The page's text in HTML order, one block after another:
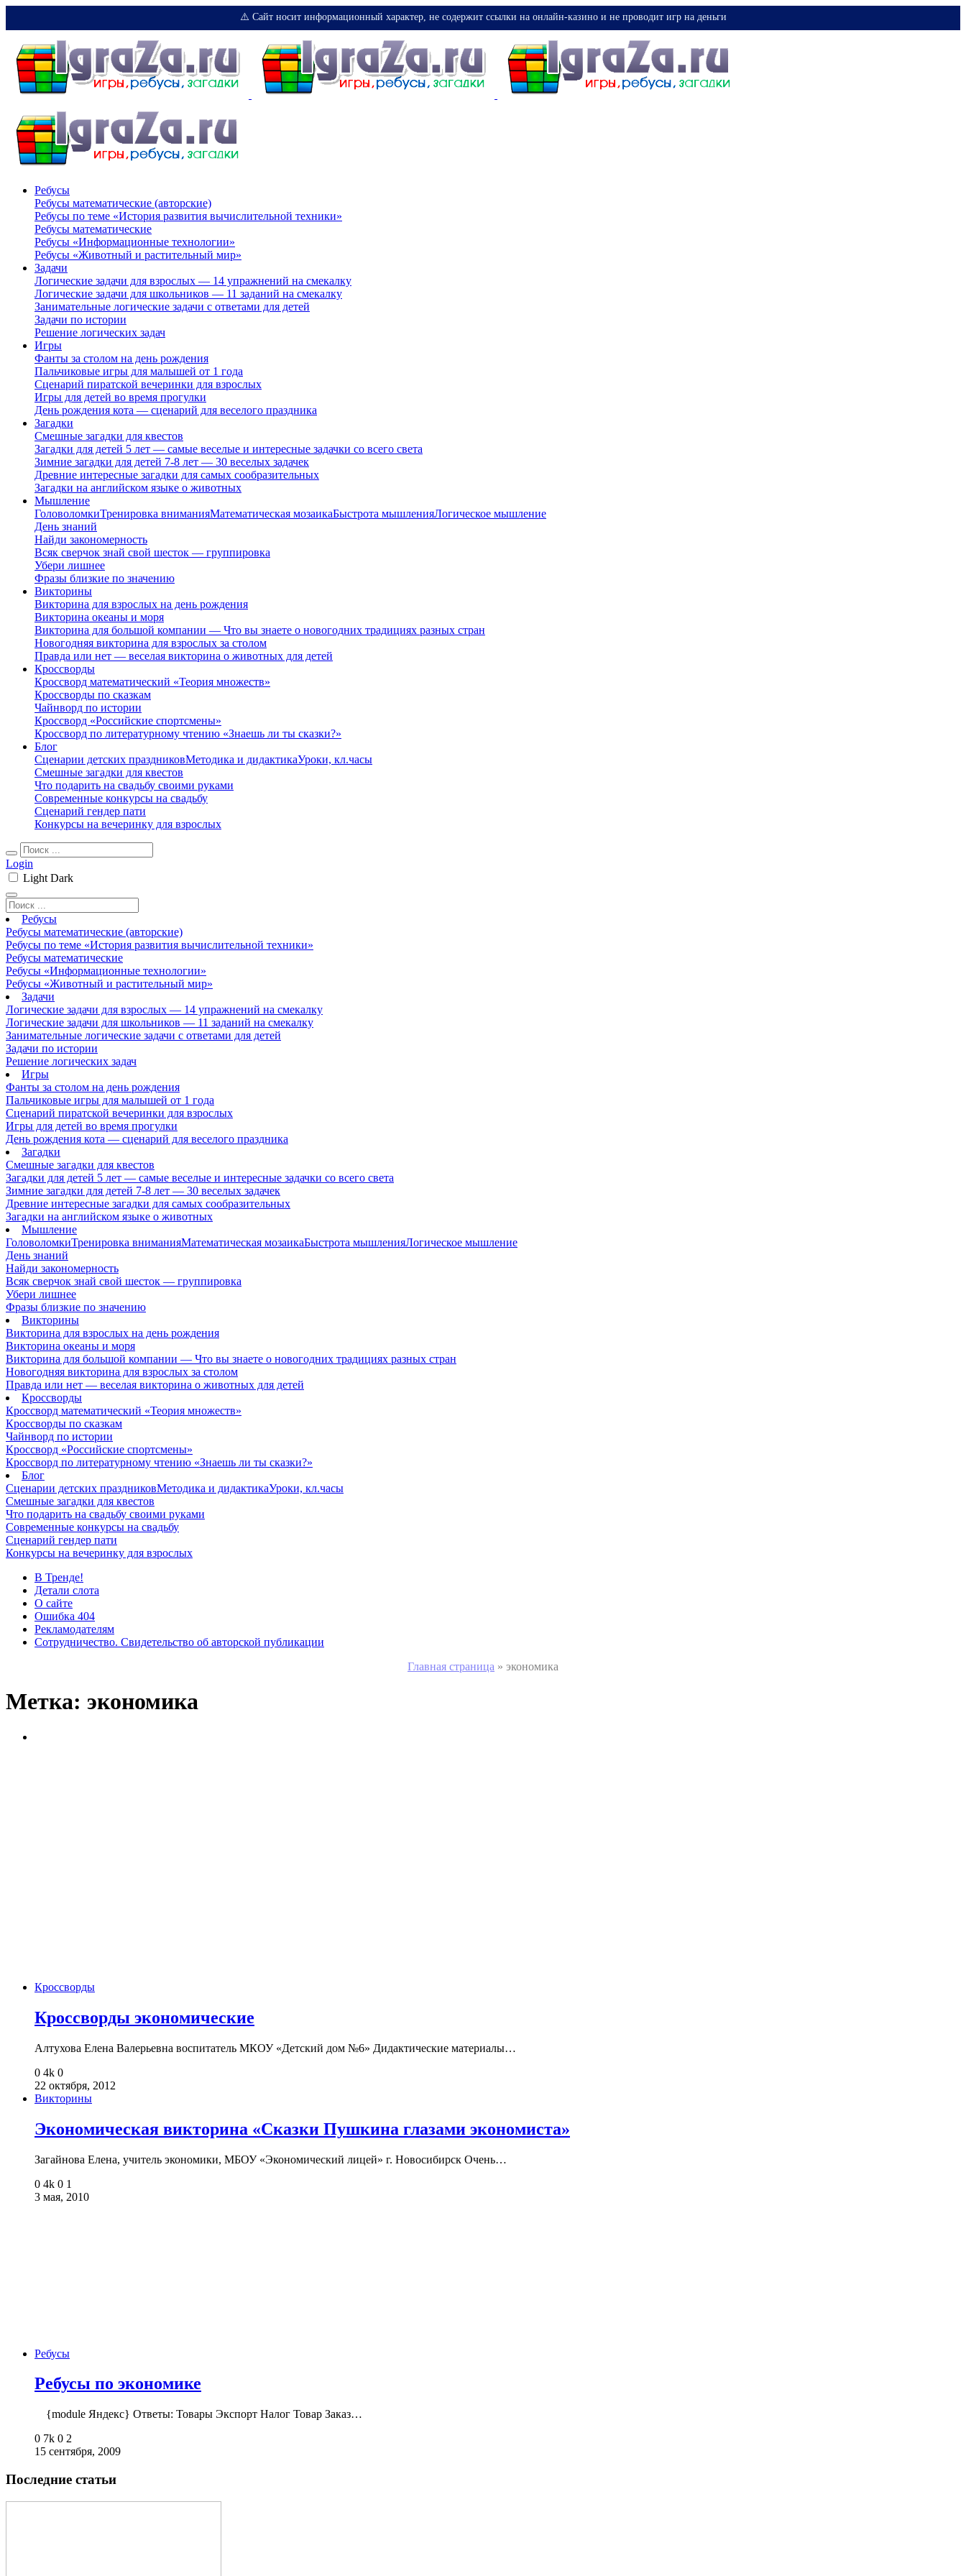
⚠️ Сайт носит информационный характер, не содержит ссылки на онлайн-казино и не проводит игр на деньги
Ребусы
Ребусы математические (авторские)
Ребусы по теме «История развития вычислительной техники»
Ребусы математические
Ребусы «Информационные технологии»
Ребусы «Животный и растительный мир»
Задачи
Логические задачи для взрослых — 14 упражнений на смекалку
Логические задачи для школьников — 11 заданий на смекалку
Занимательные логические задачи с ответами для детей
Задачи по истории
Решение логических задач
Игры
Фанты за столом на день рождения
Пальчиковые игры для малышей от 1 года
Сценарий пиратской вечеринки для взрослых
Игры для детей во время прогулки
День рождения кота — сценарий для веселого праздника
Загадки
Смешные загадки для квестов
Загадки для детей 5 лет — самые веселые и интересные задачки со всего света
Зимние загадки для детей 7-8 лет — 30 веселых задачек
Древние интересные загадки для самых сообразительных
Загадки на английском языке о животных
Мышление
ГоловоломкиТренировка вниманияМатематическая мозаикаБыстрота мышленияЛогическое мышление
День знаний
Найди закономерность
Всяк сверчок знай свой шесток — группировка
Убери лишнее
Фразы близкие по значению
Викторины
Викторина для взрослых на день рождения
Викторина океаны и моря
Викторина для большой компании — Что вы знаете о новогодних традициях разных стран
Новогодняя викторина для взрослых за столом
Правда или нет — веселая викторина о животных для детей
Кроссворды
Кроссворд математический «Теория множеств»
Кроссворды по сказкам
Чайнворд по истории
Кроссворд «Российские спортсмены»
Кроссворд по литературному чтению «Знаешь ли ты сказки?»
Блог
Сценарии детских праздниковМетодика и дидактикаУроки, кл.часы
Смешные загадки для квестов
Что подарить на свадьбу своими руками
Современные конкурсы на свадьбу
Сценарий гендер пати
Конкурсы на вечеринку для взрослых
Login
Light Dark
Ребусы
Ребусы математические (авторские)
Ребусы по теме «История развития вычислительной техники»
Ребусы математические
Ребусы «Информационные технологии»
Ребусы «Животный и растительный мир»
Задачи
Логические задачи для взрослых — 14 упражнений на смекалку
Логические задачи для школьников — 11 заданий на смекалку
Занимательные логические задачи с ответами для детей
Задачи по истории
Решение логических задач
Игры
Фанты за столом на день рождения
Пальчиковые игры для малышей от 1 года
Сценарий пиратской вечеринки для взрослых
Игры для детей во время прогулки
День рождения кота — сценарий для веселого праздника
Загадки
Смешные загадки для квестов
Загадки для детей 5 лет — самые веселые и интересные задачки со всего света
Зимние загадки для детей 7-8 лет — 30 веселых задачек
Древние интересные загадки для самых сообразительных
Загадки на английском языке о животных
Мышление
ГоловоломкиТренировка вниманияМатематическая мозаикаБыстрота мышленияЛогическое мышление
День знаний
Найди закономерность
Всяк сверчок знай свой шесток — группировка
Убери лишнее
Фразы близкие по значению
Викторины
Викторина для взрослых на день рождения
Викторина океаны и моря
Викторина для большой компании — Что вы знаете о новогодних традициях разных стран
Новогодняя викторина для взрослых за столом
Правда или нет — веселая викторина о животных для детей
Кроссворды
Кроссворд математический «Теория множеств»
Кроссворды по сказкам
Чайнворд по истории
Кроссворд «Российские спортсмены»
Кроссворд по литературному чтению «Знаешь ли ты сказки?»
Блог
Сценарии детских праздниковМетодика и дидактикаУроки, кл.часы
Смешные загадки для квестов
Что подарить на свадьбу своими руками
Современные конкурсы на свадьбу
Сценарий гендер пати
Конкурсы на вечеринку для взрослых
В Тренде!
Детали слота
О сайте
Ошибка 404
Рекламодателям
Сотрудничество. Свидетельство об авторской публикации
Главная страница » экономика
Метка: экономика
Кроссворды
Кроссворды экономические
Алтухова Елена Валерьевна воспитатель МКОУ «Детский дом №6» Дидактические материалы…
0 4k 0
22 октября, 2012
Викторины
Экономическая викторина «Сказки Пушкина глазами экономиста»
Загайнова Елена, учитель экономики, МБОУ «Экономический лицей» г. Новосибирск Очень…
0 4k 0 1
3 мая, 2010
Ребусы
Ребусы по экономике
{module Яндекс} Ответы: Товары Экспорт Налог Товар Заказ…
0 7k 0 2
15 сентября, 2009
Последние статьи